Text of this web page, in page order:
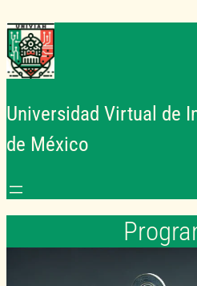
Saltar
al
contenido
Universidad Virtual de
de México